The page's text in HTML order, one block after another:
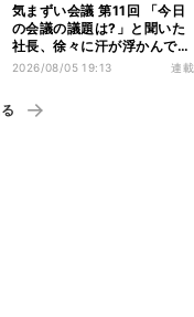
気まずい会議 第11回 「今日
の会議の議題は?」と聞いた
社長、徐々に汗が浮かんでき
た
2026/08/05 19:13 連載